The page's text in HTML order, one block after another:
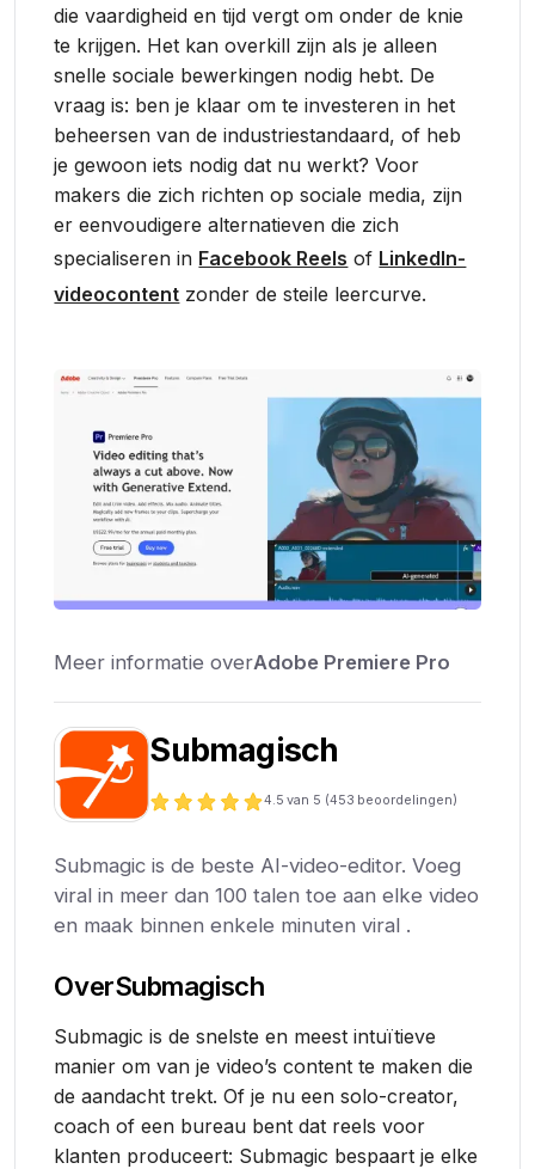
die vaardigheid en tijd vergt om onder de knie
te krijgen. Het kan overkill zijn als je alleen
snelle sociale bewerkingen nodig hebt. De
vraag is: ben je klaar om te investeren in het
beheersen van de industriestandaard, of heb
je gewoon iets nodig dat nu werkt? Voor
makers die zich richten op sociale media, zijn
er eenvoudigere alternatieven die zich
specialiseren in Facebook Reels of LinkedIn-
videocontent zonder de steile leercurve.
Meer informatie overAdobe Premiere Pro
Submagisch
4.5 van 5 (453 beoordelingen)
Submagic is de beste AI-video-editor. Voeg
viral in meer dan 100 talen toe aan elke video
en maak binnen enkele minuten viral .
OverSubmagisch
Submagic is de snelste en meest intuïtieve
manier om van je video’s content te maken die
de aandacht trekt. Of je nu een solo-creator,
coach of een bureau bent dat reels voor
klanten produceert: Submagic bespaart je elke